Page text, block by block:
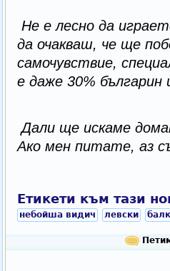
Не е лесно да
да очакваш, че ще
самочувствие,
е даже 30% българин
Дали ще искаме
Ако мен питате, аз
Етикети към тази
небойша видич левски